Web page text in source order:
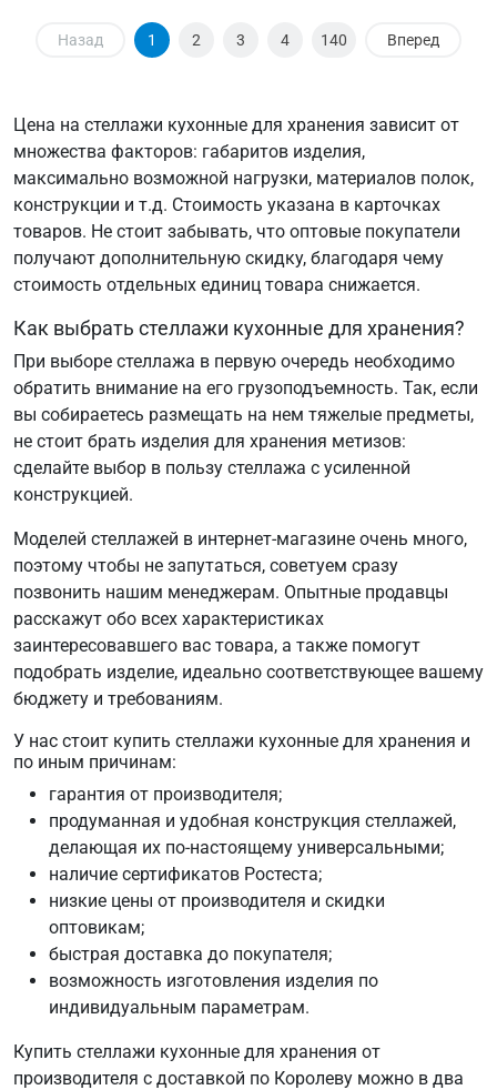
Назад 1 2 3 4 140 Вперед
Цена на стеллажи кухонные для хранения зависит от
множества факторов: габаритов изделия,
максимально возможной нагрузки, материалов полок,
конструкции и т.д. Стоимость указана в карточках
товаров. Не стоит забывать, что оптовые покупатели
получают дополнительную скидку, благодаря чему
стоимость отдельных единиц товара снижается.
Как выбрать стеллажи кухонные для хранения?
При выборе стеллажа в первую очередь необходимо
обратить внимание на его грузоподъемность. Так, если
вы собираетесь размещать на нем тяжелые предметы,
не стоит брать изделия для хранения метизов:
сделайте выбор в пользу стеллажа с усиленной
конструкцией.
Моделей стеллажей в интернет-магазине очень много,
поэтому чтобы не запутаться, советуем сразу
позвонить нашим менеджерам. Опытные продавцы
расскажут обо всех характеристиках
заинтересовавшего вас товара, а также помогут
подобрать изделие, идеально соответствующее вашему
бюджету и требованиям.
У нас стоит купить стеллажи кухонные для хранения и
по иным причинам:
гарантия от производителя;
продуманная и удобная конструкция стеллажей,
делающая их по-настоящему универсальными;
наличие сертификатов Ростеста;
низкие цены от производителя и скидки
оптовикам;
быстрая доставка до покупателя;
возможность изготовления изделия по
индивидуальным параметрам.
Купить стеллажи кухонные для хранения от
производителя с доставкой по Королеву можно в два